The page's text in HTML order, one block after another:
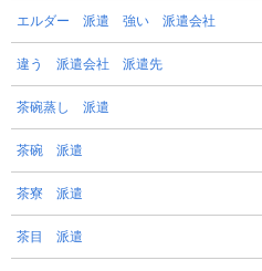
エルダー 派遣 強い 派遣会社
違う 派遣会社 派遣先
茶碗蒸し 派遣
茶碗 派遣
茶寮 派遣
茶目 派遣